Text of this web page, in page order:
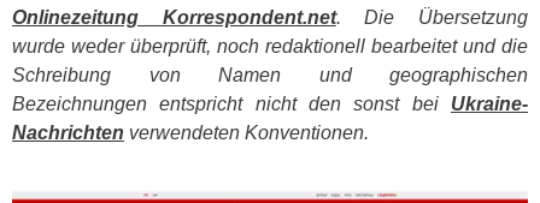
Onlinezeitung Korrespondent.net. Die Übersetzung
wurde weder überprüft, noch redaktionell bearbeitet und die
Schreibung von Namen und geographischen
Bezeichnungen entspricht nicht den sonst bei Ukraine-
Nachrichten verwendeten Konventionen.